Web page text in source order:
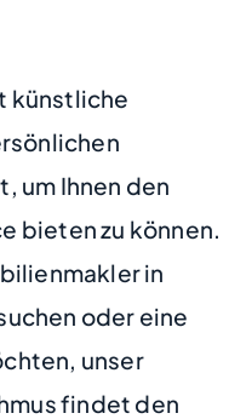
künstliche
um Ihnen den
bieten zu können.
in
oder eine
unser
findet den